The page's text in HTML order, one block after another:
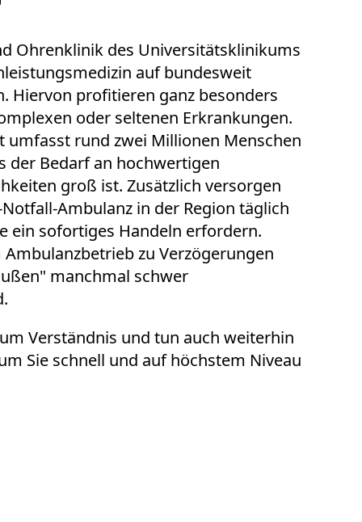
Ohrenklinik des Universitätsklinikums
auf bundesweit
Hiervon profitieren ganz besonders
oder seltenen Erkrankungen.
umfasst rund zwei Millionen Menschen
der Bedarf an hochwertigen
groß ist. Zusätzlich versorgen
Ambulanz in der Region täglich
ein sofortiges Handeln erfordern.
zu Verzögerungen
manchmal schwer
Verständnis und tun auch weiterhin
Sie schnell und auf höchstem Niveau